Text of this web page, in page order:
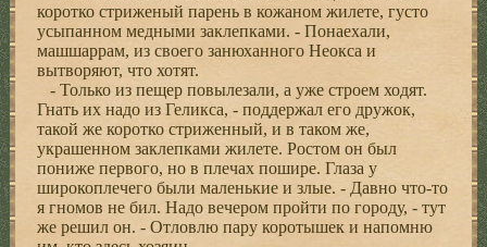
коротко стриженый парень в кожаном жилете, густо
усыпанном медными заклепками. - Понаехали,
машшаррам, из своего занюханного Неокса и
вытворяют, что хотят.
- Только из пещер повылезали, а уже строем ходят.
Гнать их надо из Геликса, - поддержал его дружок,
такой же коротко стриженный, и в таком же,
украшенном заклепками жилете. Ростом он был
пониже первого, но в плечах пошире. Глаза у
широкоплечего были маленькие и злые. - Давно что-то
я гномов не бил. Надо вечером пройти по городу, - тут
же решил он. - Отловлю пару коротышек и напомню